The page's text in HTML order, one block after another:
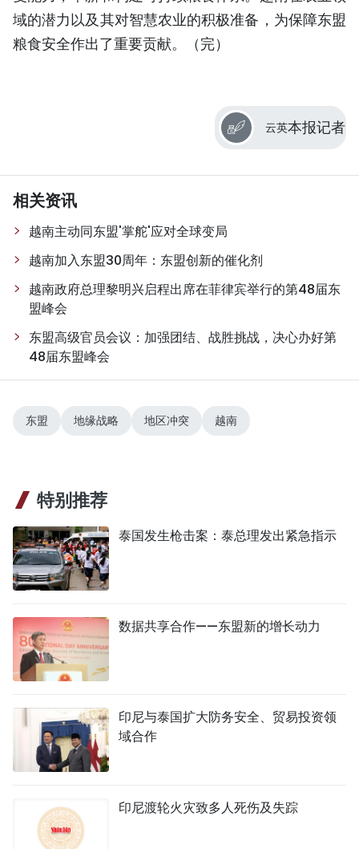
域的潜力以及其对智慧农业的积极准备，为保障东盟
粮食安全作出了重要贡献。（完）
云英本报记者
相关资讯
越南主动同东盟'掌舵'应对全球变局
越南加入东盟30周年：东盟创新的催化剂
越南政府总理黎明兴启程出席在菲律宾举行的第48届东
盟峰会
东盟高级官员会议：加强团结、战胜挑战，决心办好第
48届东盟峰会
东盟 地缘战略 地区冲突 越南
特别推荐
泰国发生枪击案：泰总理发出紧急指示
数据共享合作——东盟新的增长动力
印尼与泰国扩大防务安全、贸易投资领
域合作
印尼渡轮火灾致多人死伤及失踪